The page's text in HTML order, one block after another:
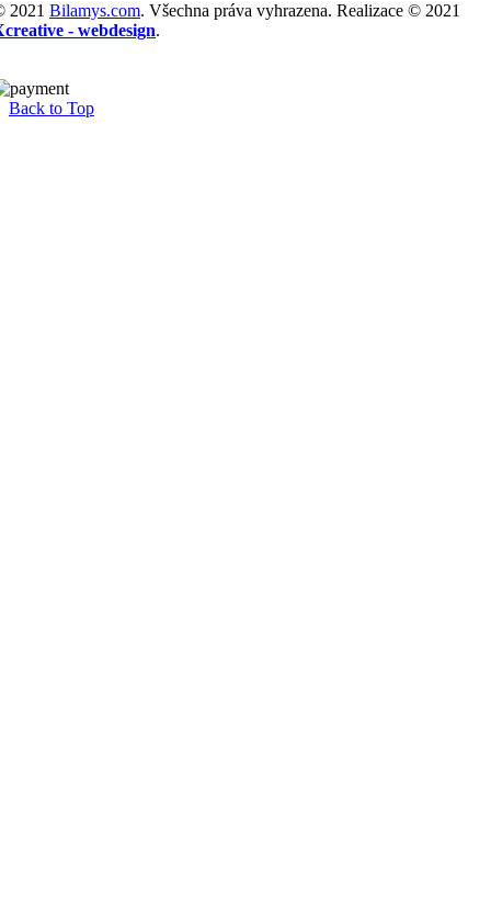
2021 Bilamys.com. Všechna práva vyhrazena. Realizace © 2021
- webdesign.
Back to Top